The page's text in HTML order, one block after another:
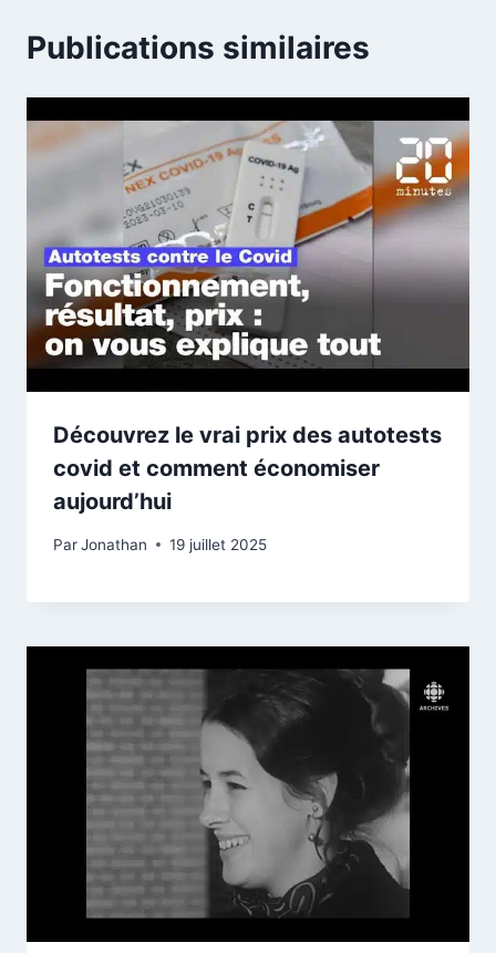
Publications similaires
Découvrez le vrai prix des autotests
covid et comment économiser
aujourd’hui
ParJonathan 19 juillet 2025